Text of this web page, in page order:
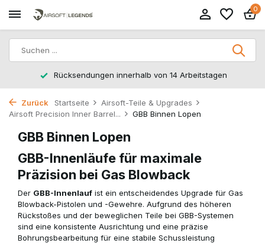
0
Rücksendungen innerhalb von 14 Arbeitstagen
Zurück Startseite
Airsoft-Teile & Upgrades
Airsoft Precision Inner Barrel...
GBB Binnen Lopen
GBB Binnen Lopen
GBB-Innenläufe für maximale
Präzision bei Gas Blowback
Der GBB-Innenlauf ist ein entscheidendes Upgrade für Gas
Blowback-Pistolen und -Gewehre. Aufgrund des höheren
Rückstoßes und der beweglichen Teile bei GBB-Systemen
sind eine konsistente Ausrichtung und eine präzise
Bohrungsbearbeitung für eine stabile Schussleistung